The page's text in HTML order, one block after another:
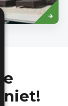
Read
more